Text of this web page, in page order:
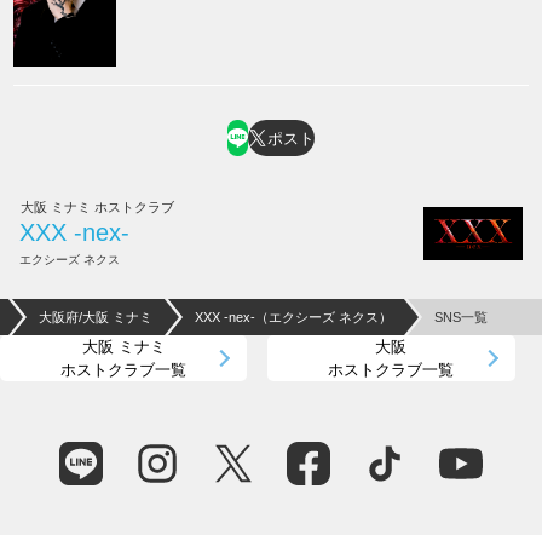
ポスト
大阪 ミナミ ホストクラブ
XXX -nex-
エクシーズ ネクス
大阪府/大阪 ミナミ XXX -nex-（エクシーズ ネクス） SNS一覧
大阪 ミナミ
ホストクラブ一覧
大阪
ホストクラブ一覧